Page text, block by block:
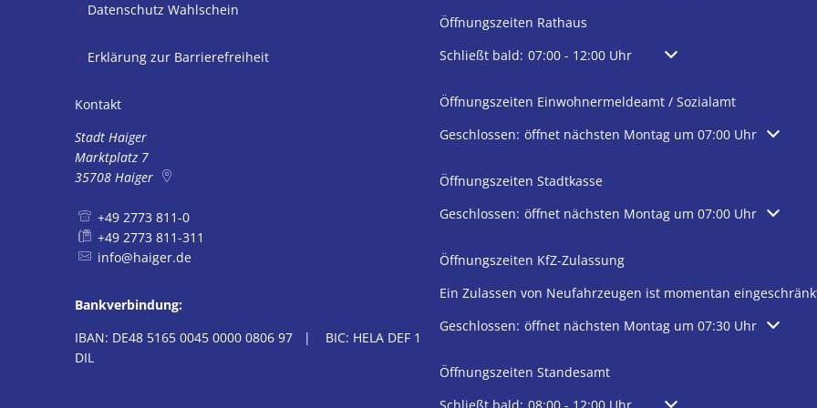
Datenschutz Wahlschein
Erklärung zur Barrierefreiheit
Kontakt
Stadt Haiger
Marktplatz 7
35708 Haiger
+49 2773 811-0
+49 2773 811-311
info@haiger.de
Bankverbindung:
IBAN: DE48 5165 0045 0000 0806 97 | BIC: HELA DEF 1
DIL
Öffnungszeiten Rathaus
Klicken, um weitere Öffnungs- oder Schließzeiten
Schließt bald: 07:00 - 12:00 Uhr Von 07:00 bis 12:00 Uhr
Öffnungszeiten Einwohnermeldeamt / Sozialamt
Klicken, um weitere Öffnungs- oder Schließzeiten
Geschlossen: öffnet nächsten Montag um 07:00 Uhr
Öffnungszeiten Stadtkasse
Klicken, um weitere Öffnungs- oder Schließzeiten
Geschlossen: öffnet nächsten Montag um 07:00 Uhr
Öffnungszeiten KfZ-Zulassung
Ein Zulassen von Neufahrzeugen ist momentan
Klicken, um weitere Öffnungs- oder Schließzeiten
Geschlossen: öffnet nächsten Montag um 07:30 Uhr
Öffnungszeiten Standesamt